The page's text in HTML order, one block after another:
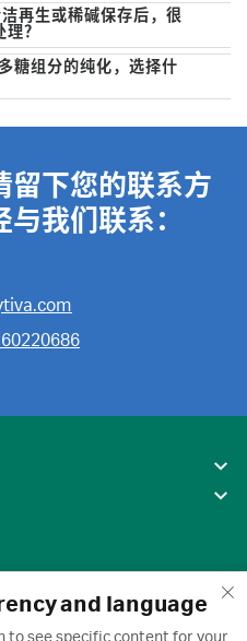
and language
再生或稀碱保存后，很
？
糖组分的纯化，选择什
留下您的联系方
我们联系：